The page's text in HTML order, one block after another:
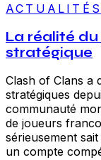
ACTUALITÉS
La réalité
stratégique
Clash of Clans a
stratégiques
communauté
de joueurs
sérieusement
un compte